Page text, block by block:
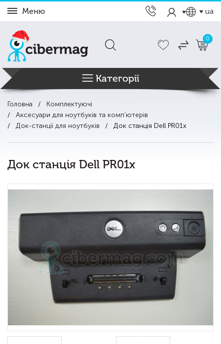
Меню ua
0
Категорії
Головна
Комплектуючі
Аксесуари для ноутбуків та комп’ютерів
Док-станції для ноутбуків
Док станція Dell PR01x
Док станція Dell PR01x